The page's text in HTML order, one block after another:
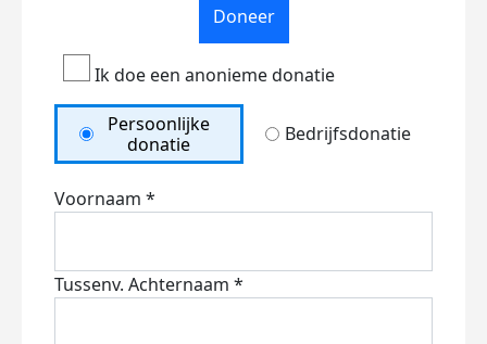
Doneer
Ik doe een anonieme donatie
Persoonlijke
donatie
Bedrijfsdonatie
Voornaam *
Tussenv. Achternaam *